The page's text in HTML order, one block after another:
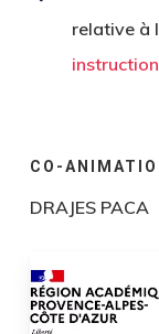
relative à
CO-
DRAJES PACA